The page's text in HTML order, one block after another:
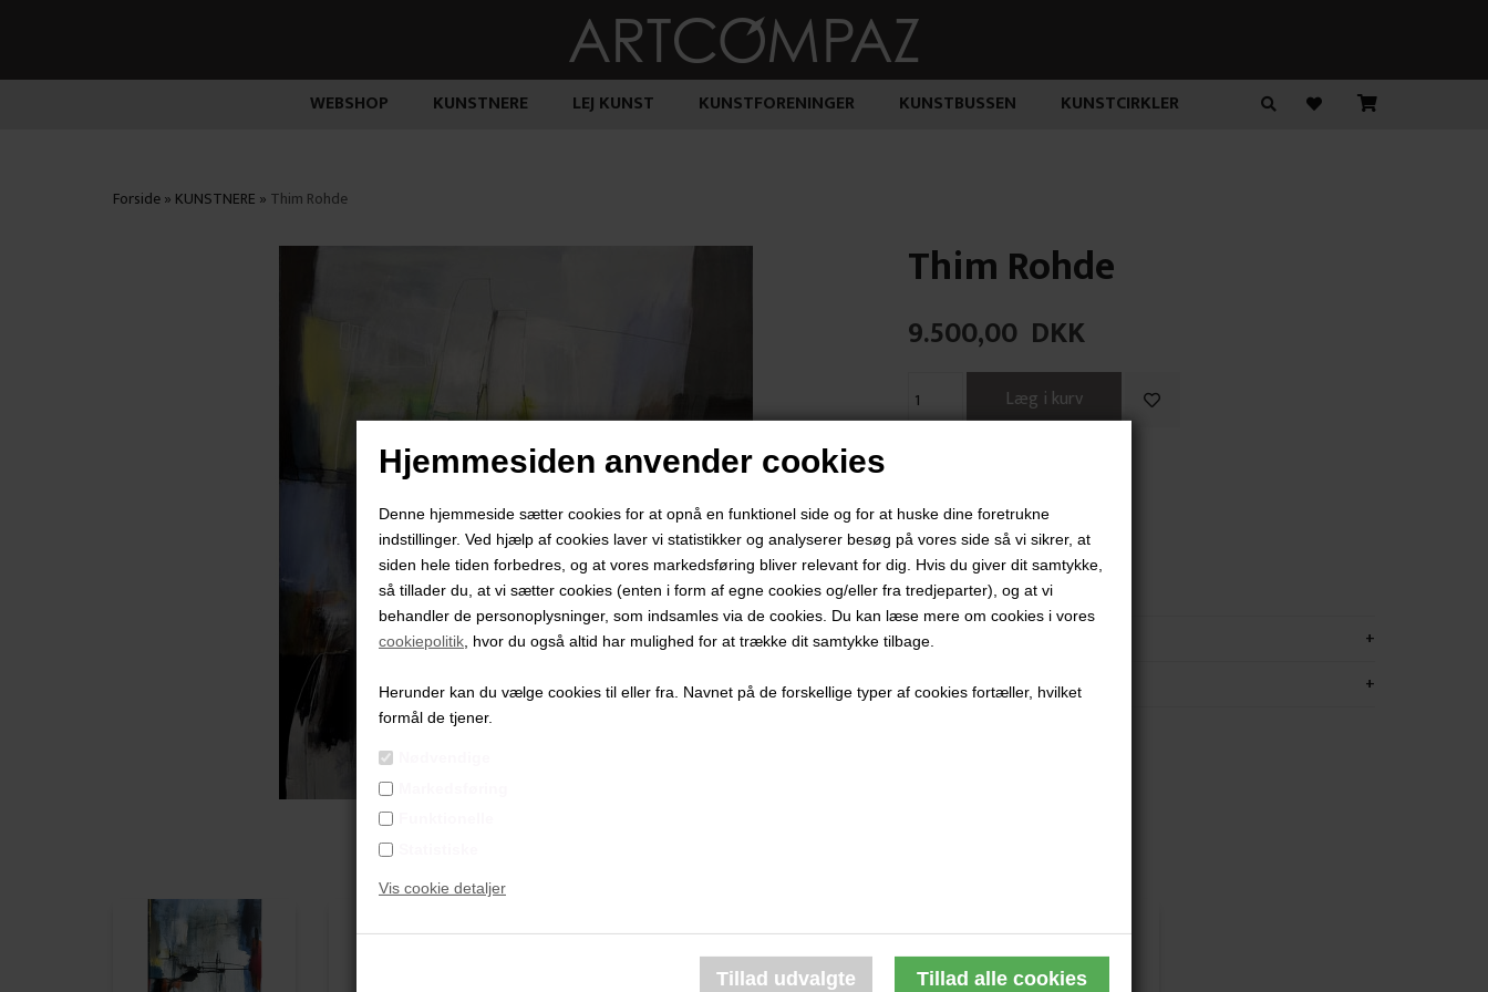
Hjemmesiden anvender cookies
Denne hjemmeside sætter cookies for at opnå en funktionel side og for at huske dine foretrukne
indstillinger. Ved hjælp af cookies laver vi statistikker og analyserer besøg på vores side så vi sikrer, at
siden hele tiden forbedres, og at vores markedsføring bliver relevant for dig. Hvis du giver dit samtykke,
så tillader du, at vi sætter cookies (enten i form af egne cookies og/eller fra tredjeparter), og at vi
behandler de personoplysninger, som indsamles via de cookies. Du kan læse mere om cookies i vores
cookiepolitik , hvor du også altid har mulighed for at trække dit samtykke tilbage.
Herunder kan du vælge cookies til eller fra. Navnet på de forskellige typer af cookies fortæller, hvilket
formål de tjener.
Vis cookie detaljer
WEBSHOP KUNSTNERE LEJ KUNST KUNSTFORENINGER KUNSTBUSSEN KUNSTCIRKLER
Forside» KUNSTNERE » Thim Rohde
Thim Rohde
9.500,00DKK
120 x 100 cm.
Akryl på lærred
Ikke indrammet
PRODUKTBESKRIVELSE
PRODUKTINFORMATION